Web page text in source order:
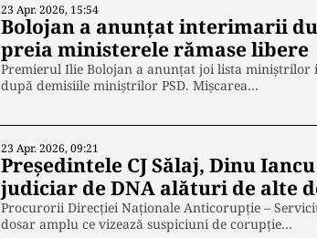
23 Apr. 2026, 15:54
Bolojan a anunțat interimarii
preia ministerele rămase libere
Premierul Ilie Bolojan a anunțat joi lista
după demisiile miniștrilor PSD. Mișcarea…
23 Apr. 2026, 09:21
Președintele CJ Sălaj, Dinu
judiciar de DNA alături de alte
Procurorii Direcției Naționale Anticorupție –
dosar amplu ce vizează suspiciuni de corupție…